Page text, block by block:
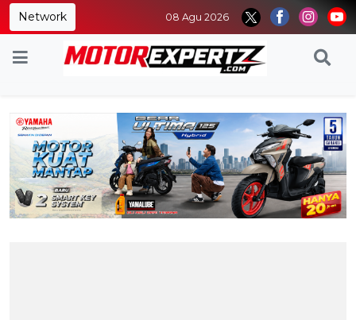
Network 08 Agu 2026